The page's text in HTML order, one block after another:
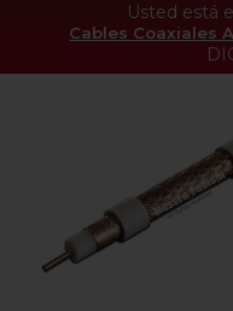
Usted está
Cables Coaxiales